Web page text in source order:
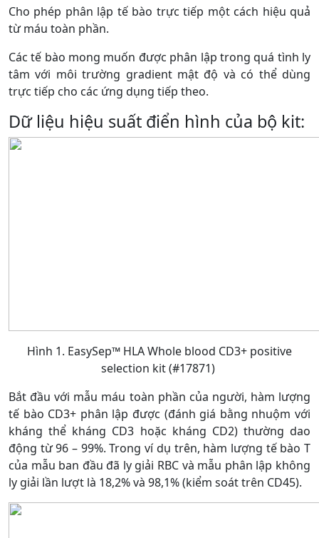
Cho phép phân lập tế bào trực tiếp một cách hiệu quả
từ máu toàn phần.
Các tế bào mong muốn được phân lập trong quá tình ly
tâm với môi trường gradient mật độ và có thể dùng
trực tiếp cho các ứng dụng tiếp theo.
Dữ liệu hiệu suất điển hình của bộ kit:
Hình 1. EasySep™ HLA Whole blood CD3+ positive
selection kit (#17871)
Bắt đầu với mẫu máu toàn phần của người, hàm lượng
tế bào CD3+ phân lập được (đánh giá bằng nhuộm với
kháng thể kháng CD3 hoặc kháng CD2) thường dao
động từ 96 – 99%. Trong ví dụ trên, hàm lượng tế bào T
của mẫu ban đầu đã ly giải RBC và mẫu phân lập không
ly giải lần lượt là 18,2% và 98,1% (kiểm soát trên CD45).